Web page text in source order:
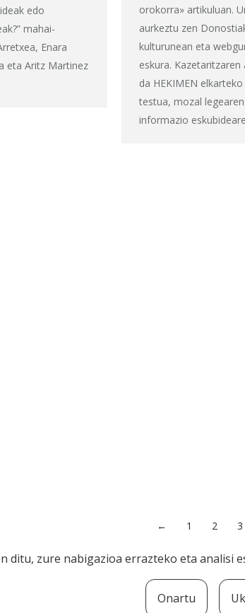
edo
mahai-
Enara
eta Aritz Martinez
orokorra» artikuluan.
aurkeztu zen
kulturunean eta
eskura.
da HEKIMEN
testua, mozal
informazio
← 1 2 3
ditu, zure nabigazioa errazteko eta
Onartu